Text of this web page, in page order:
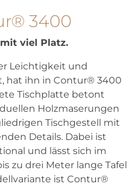
3400
viel Platz.
Leichtigkeit und
hat ihn in Contur® 3400
Tischplatte betont
Holzmaserungen
Tischgestell mit
Details. Dabei ist
und lässt sich im
zu drei Meter lange Tafel
ist Contur®